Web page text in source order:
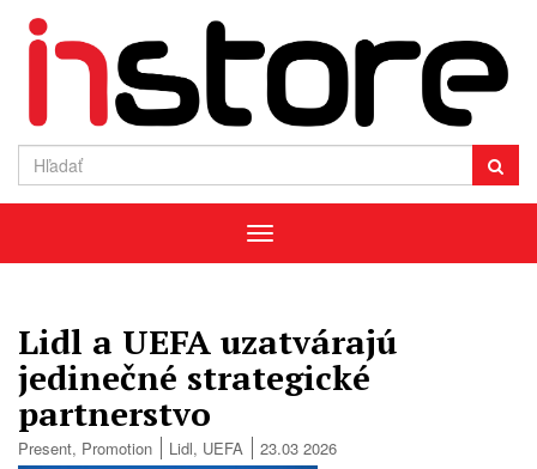
Menu
Lidl a UEFA uzatvárajú
jedinečné strategické
partnerstvo
Present, Promotion Lidl, UEFA 23.03 2026